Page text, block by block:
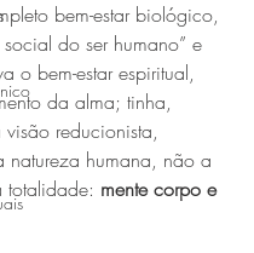
bem-estar biológico,
do ser humano” e
o bem-estar espiritual,
da alma; tinha,
reducionista,
natureza humana, não a
totalidade: mente corpo e